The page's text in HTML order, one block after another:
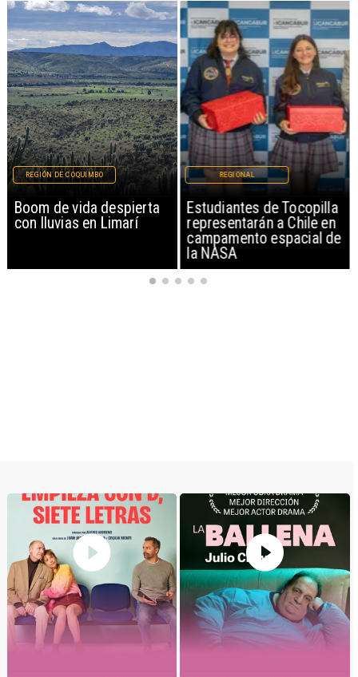
Boom de vida despierta
con lluvias en Limarí
REGIÓN DE COQUIMBO
Estudiantes de Tocopilla
representarán a Chile en
campamento espacial de
la NASA
REGIONAL